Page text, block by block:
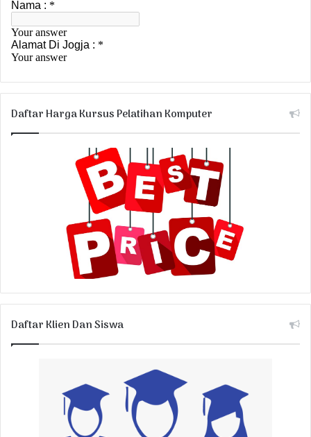
Daftar Harga Kursus Pelatihan Komputer
Daftar Klien Dan Siswa